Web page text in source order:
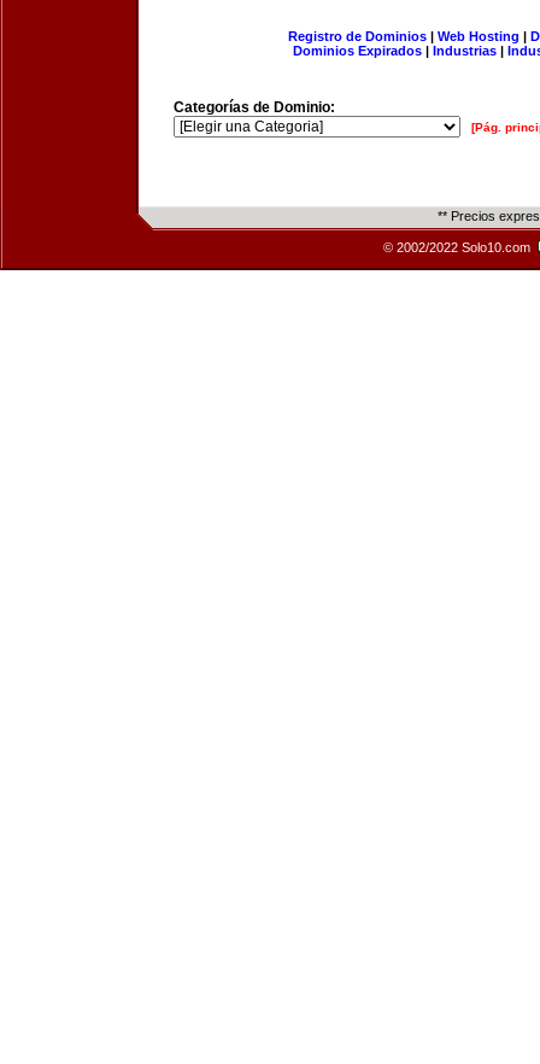
Registro de Dominios| Web Hosting |
Dominios Expirados | Industrias |
Categorías de Dominio:
[Pág.
** Precios
© 2002/2022 Solo10.com